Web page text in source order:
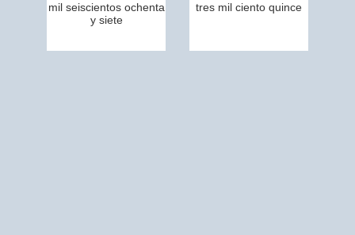
mil seiscientos ochenta
y siete
tres mil ciento quince